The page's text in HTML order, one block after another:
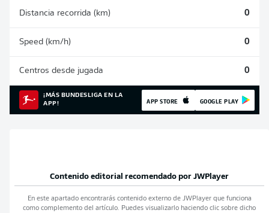
Distancia recorrida (km) 0
Speed (km/h) 0
Centros desde jugada 0
¡MÁS BUNDESLIGA EN LA
APP!
APP STORE GOOGLE PLAY
Contenido editorial recomendado por JWPlayer
En este apartado encontrarás contenido externo de JWPlayerque funciona
como complemento del artículo. Puedes visualizarlo haciendo clic sobre dicho